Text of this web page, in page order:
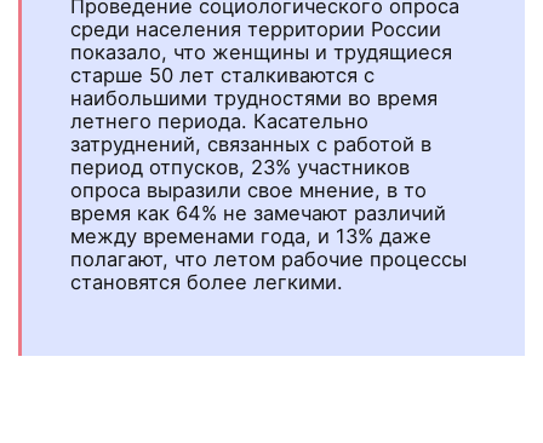
Проведение социологического опроса
среди населения территории России
показало, что женщины и трудящиеся
старше 50 лет сталкиваются с
наибольшими трудностями во время
летнего периода. Касательно
затруднений, связанных с работой в
период отпусков, 23% участников
опроса выразили свое мнение, в то
время как 64% не замечают различий
между временами года, и 13% даже
полагают, что летом рабочие процессы
становятся более легкими.